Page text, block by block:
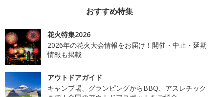
おすすめ特集
花火特集2026
2026年の花火大会情報をお届け！開催・中止・延期
情報も掲載
アウトドアガイド
キャンプ場、グランピングからBBQ、アスレチック